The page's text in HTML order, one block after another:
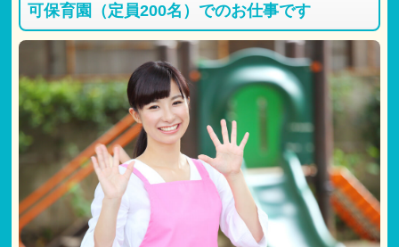
可保育園（定員200名）でのお仕事です